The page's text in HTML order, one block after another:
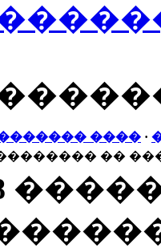
���� ·
��